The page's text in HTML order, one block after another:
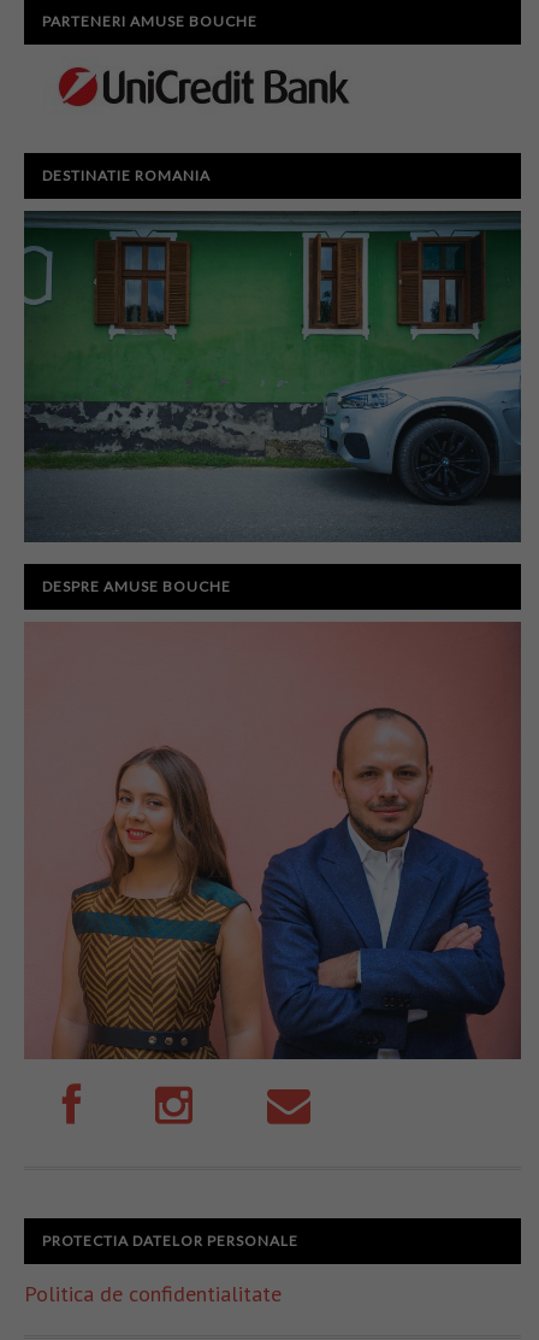
PARTENERI AMUSE BOUCHE
DESTINATIE ROMANIA
DESPRE AMUSE BOUCHE
PROTECTIA DATELOR PERSONALE
Politica de confidentialitate